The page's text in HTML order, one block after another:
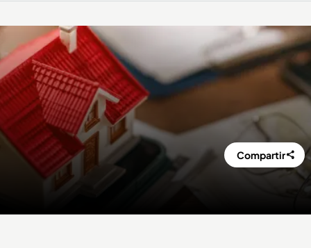
Compartir